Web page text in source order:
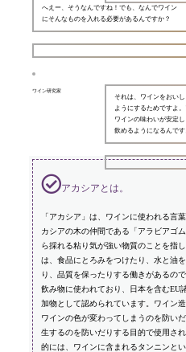
へえー、そうなんですね！でも、なんでワイン
にそんなものを入れる必要があるんですか？
ワイン研究家
それは、ワインをおい
ようにするためですよ
ワインの味わいが安定
飲めるようになるんです
アカシアとは。
「アカシア」は、ワインに使われる言
カシアの木の仲間である「アラビアゴ
ら採れる粘り気が強い物質のことを指
は、食品にとろみをつけたり、水と油
り、品質を保ったりする働きがあるの
飲み物に使われており、日本を含むEU
加物として認められています。ワイン造
ワインの色が変わってしまうのを防い
生するのを防いだりする目的で使用さ
的には、ワインに含まれるタンニンと